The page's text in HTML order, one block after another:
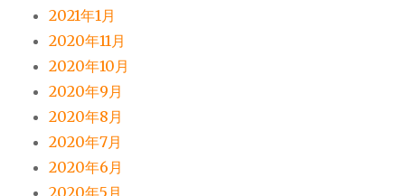
2021年1月
2020年11月
2020年10月
2020年9月
2020年8月
2020年7月
2020年6月
2020年5月